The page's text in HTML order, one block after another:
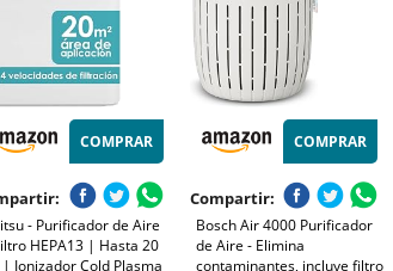
COMPRAR
- Purificador de Aire
HEPA13 | Hasta 20
| Ionizador Cold Plasma
COMPRAR
Compartir:
Bosch Air 4000 Purificador
de Aire - Elimina
contaminantes, incluye filtro